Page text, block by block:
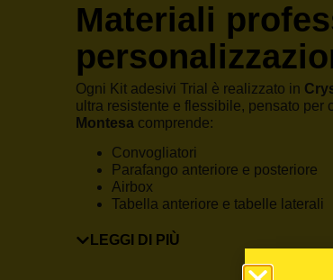
Materiali
Ogni Kit adesivi Trial è realizzato in
ultra resistente e flessibile, pensato per
Montesa comprende:
Convogliatori
Parafango anteriore e posteriore
Airbox
Tabella anteriore e tabelle laterali
Forcellone
laminata e tagliata con precisione.
LEGGI DI PIÙ